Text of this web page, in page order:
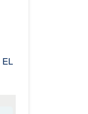
EL